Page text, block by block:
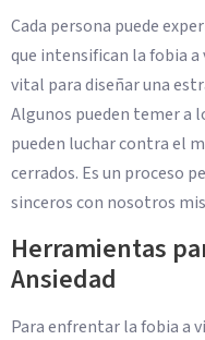
Cada persona puede
que intensifican la fobia
vital para diseñar una
Algunos pueden temer a
pueden luchar contra el
cerrados. Es un proceso
sinceros con nosotros
Herramientas
Ansiedad
Para enfrentar la fobia a